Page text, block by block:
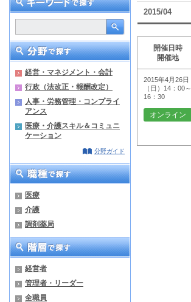
経営・マネジメント・会計
行政（法改正・報酬改定）
人事・労務管理・コンプライ
アンス
医療・介護スキル＆コミュニ
ケーション
分野ガイド
医療
介護
調剤薬局
経営者
管理者・リーダー
全職員
2015/04
開催日時
開催地
2015年4月26日
（日）14：00～
16：30
オンライン